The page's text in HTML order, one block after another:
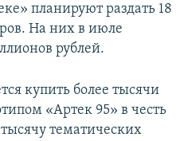
планируют раздать 18
На них в июле
рублей.
купить более тысячи
«Артек 95» в честь
тематических